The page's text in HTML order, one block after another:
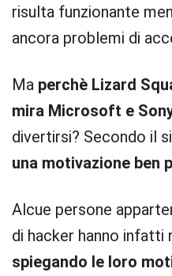
risulta funzionante
ancora problemi di
Ma perchè Lizard
mira Microsoft e
divertirsi? Secondo il
una motivazione ben
Alcue persone
di hacker hanno infatti
spiegando le loro